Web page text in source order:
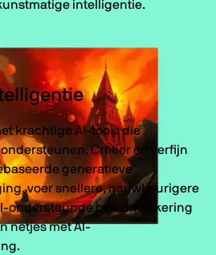
intelligentie.
krachtige AI-tools die
Creëer en verfijn
generatieve
voer snellere, nauwkeurigere
ondersteunde beeldmaskering
netjes met AI-